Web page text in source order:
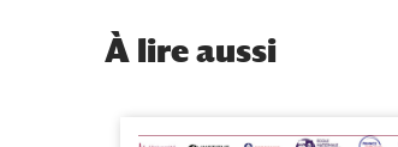
À lire aussi